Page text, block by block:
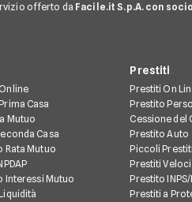
offerto da Facile.it S.p.A. con
Casa
Mutuo
Casa
Rata Mutuo
Interessi Mutuo
Prestiti
Prestiti On
Prestito
Cessione del
Prestito Auto
Piccoli Prestiti
Prestiti Veloci
Prestito INPS/
Prestiti a